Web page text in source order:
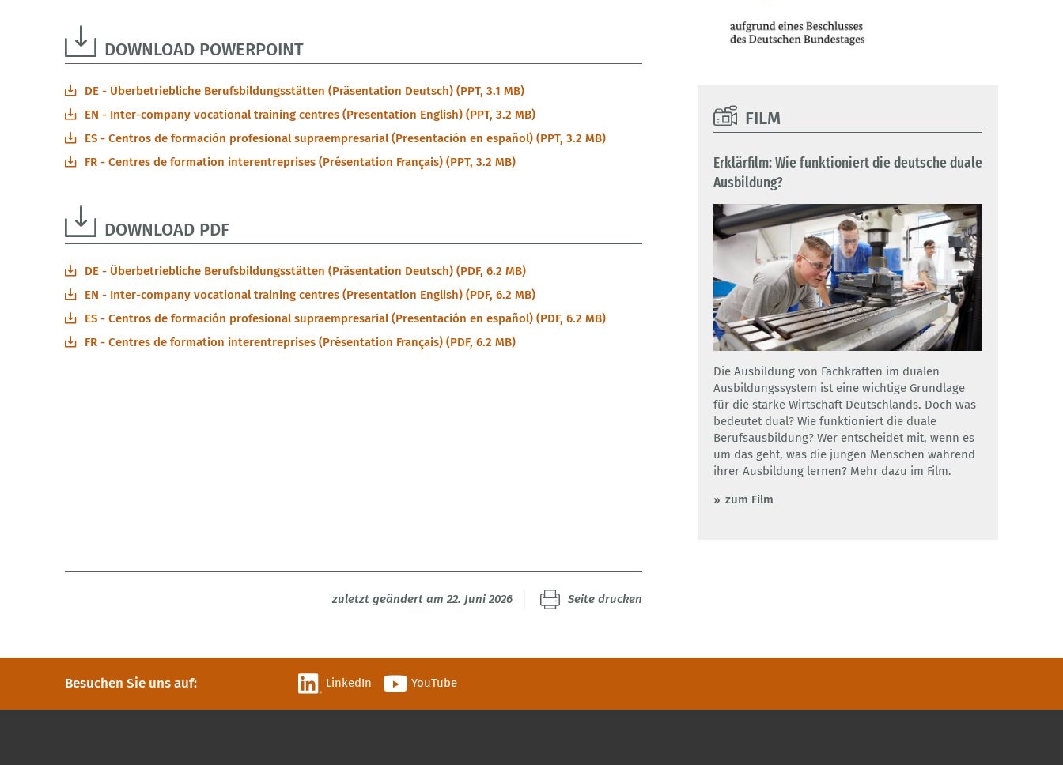
DOWNLOAD POWERPOINT
DE - Überbetriebliche Berufsbildungsstätten (Präsentation Deutsch) (PPT, 3.1 MB)
EN - Inter-company vocational training centres (Presentation English) (PPT, 3.2 MB)
ES - Centros de formación profesional supraempresarial (Presentación en español) (PPT, 3.2 MB)
FR - Centres de formation interentreprises (Présentation Français) (PPT, 3.2 MB)
DOWNLOAD PDF
DE - Überbetriebliche Berufsbildungsstätten (Präsentation Deutsch) (PDF, 6.2 MB)
EN - Inter-company vocational training centres (Presentation English) (PDF, 6.2 MB)
ES - Centros de formación profesional supraempresarial (Presentación en español) (PDF, 6.2 MB)
FR - Centres de formation interentreprises (Présentation Français) (PDF, 6.2 MB)
FILM
Erklärfilm: Wie funktioniert die deutsche duale
Ausbildung?
Die Ausbildung von Fachkräften im dualen
Ausbildungssystem ist eine wichtige Grundlage
für die starke Wirtschaft Deutschlands. Doch was
bedeutet dual? Wie funktioniert die duale
Berufsausbildung? Wer entscheidet mit, wenn es
um das geht, was die jungen Menschen während
ihrer Ausbildung lernen? Mehr dazu im Film.
zum Film
zuletzt geändert am 22. Juni 2026 Seite drucken
Besuchen Sie uns auf: LinkedIn YouTube